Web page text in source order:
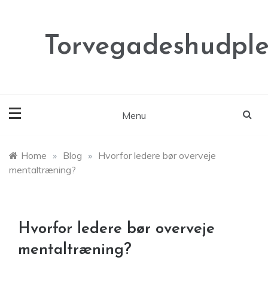
Menu
Home » Blog » Hvorfor ledere bør overveje
mentaltræning?
Hvorfor ledere bør overveje
mentaltræning?